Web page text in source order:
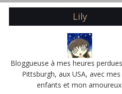
Lily
Bloggueuse à mes heures
Pittsburgh, aux USA, avec
enfants et mon amoureux.